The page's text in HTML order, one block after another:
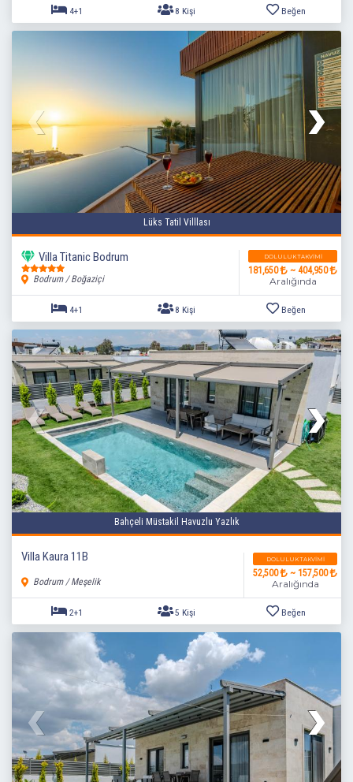
Beğen
Lüks Tatil Villlası
Villa Titanic Bodrum
Bodrum / Boğaziçi
DOLULUK TAKVIMI
181,650 ~ 404,950
Aralığında
4+1 Beğen
Bahçeli Müstakil Havuzlu Yazlık
Villa Kaura 11B
Bodrum / Meşelik
DOLULUK TAKVIMI
52,500 ~ 157,500
Aralığında